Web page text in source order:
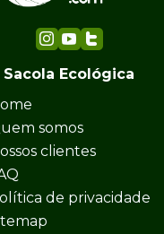
Sacola Ecológica
somos
clientes
de privacidade